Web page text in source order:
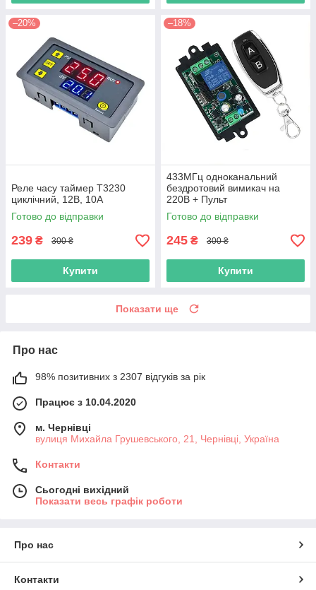
–20%
Реле часу таймер T3230
циклічний, 12В, 10А
Готово до відправки
239 ₴ 300 ₴
Купити
–18%
433МГц одноканальний
бездротовий вимикач на
220В + Пульт
Готово до відправки
245 ₴ 300 ₴
Купити
Показати ще
Про нас
98% позитивних з 2307 відгуків за рік
Працює з 10.04.2020
м. Чернівці
вулиця Михайла Грушевського, 21, Чернівці, Україна
Контакти
Сьогодні вихідний
Показати весь графік роботи
Про нас
Контакти